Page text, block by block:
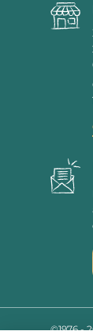
©1976 -